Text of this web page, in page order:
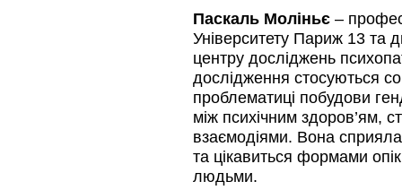
Паскаль Моліньє –
Університету Париж 13 та
центру досліджень
дослідження стосуються
проблематиці побудови
між психічним здоров’ям,
взаємодіями. Вона
та цікавиться формами
людьми.